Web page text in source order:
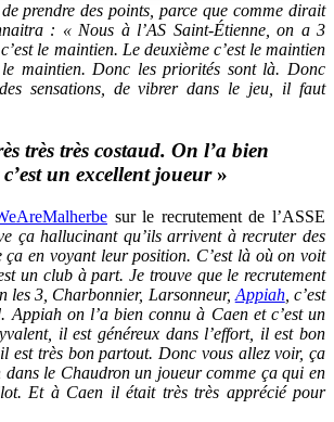
prendre des points, parce que comme dirait
: « Nous à l’AS Saint-Étienne, on a 3
le maintien. Le deuxième c’est le maintien
le maintien. Donc les priorités sont là. Donc
sensations, de vibrer dans le jeu, il faut
très très costaud. On l’a bien
un excellent joueur »
sur le recrutement de l’ASSE
ça hallucinant qu’ils arrivent à recruter des
ça en voyant leur position. C’est là où on voit
un club à part. Je trouve que le recrutement
les 3, Charbonnier, Larsonneur, Appiah, c’est
Appiah on l’a bien connu à Caen et c’est un
il est généreux dans l’effort, il est bon
est très bon partout. Donc vous allez voir, ça
dans le Chaudron un joueur comme ça qui en
Et à Caen il était très très apprécié pour